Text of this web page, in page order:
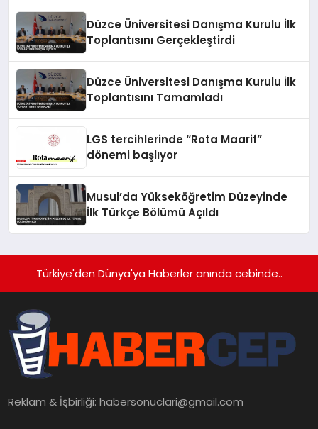
Düzce Üniversitesi Danışma Kurulu İlk
Toplantısını Gerçekleştirdi
Düzce Üniversitesi Danışma Kurulu İlk
Toplantısını Tamamladı
LGS tercihlerinde “Rota Maarif”
dönemi başlıyor
Musul’da Yükseköğretim Düzeyinde
İlk Türkçe Bölümü Açıldı
Türkiye'den Dünya'ya Haberler anında cebinde..
Reklam & İşbirliği:habersonuclari@gmail.com